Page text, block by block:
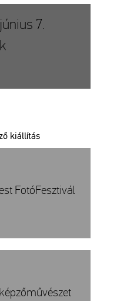
7.
kiállítás
FotóFesztivál